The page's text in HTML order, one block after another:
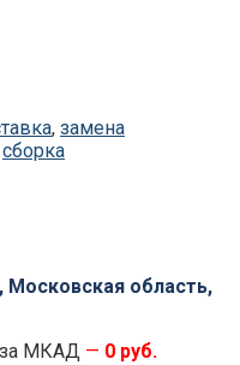
, замена
сборка
область,
МКАД — 0 руб.